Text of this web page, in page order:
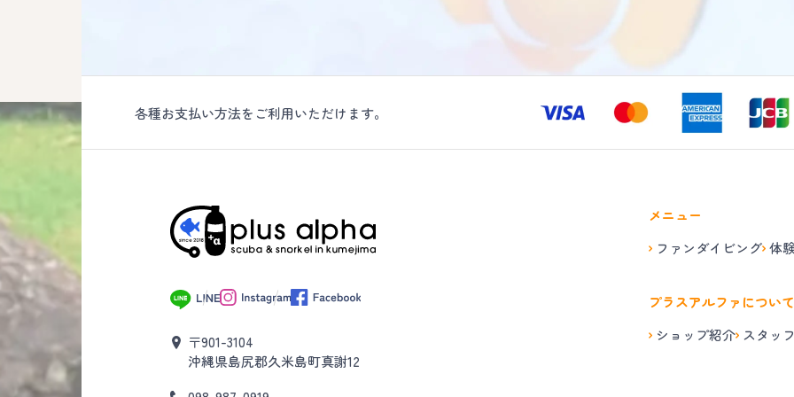
各種お支払い方法をご利用いただけます。
〒901-3104
沖縄県島尻郡久米島町真謝12
メニュー
ファンダイビング 体
プラスアルファについて
ショップ紹介 スタッ